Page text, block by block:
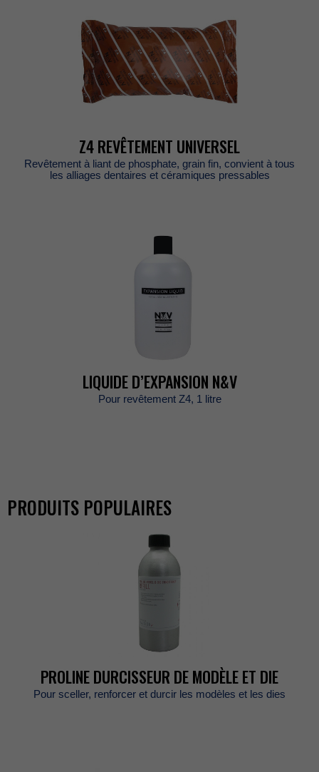
Z4REVÊTEMENTUNIVERSEL
Revêtementàliantdephosphate,grainfin,convientàtous
lesalliagesdentairesetcéramiquespressables
LIQUIDED’EXPANSIONN&V
PourrevêtementZ4,1litre
PRODUITSPOPULAIRES
PROLINEDURCISSEURDEMODÈLEETDIE
Poursceller,renforceretdurcirlesmodèlesetlesdies